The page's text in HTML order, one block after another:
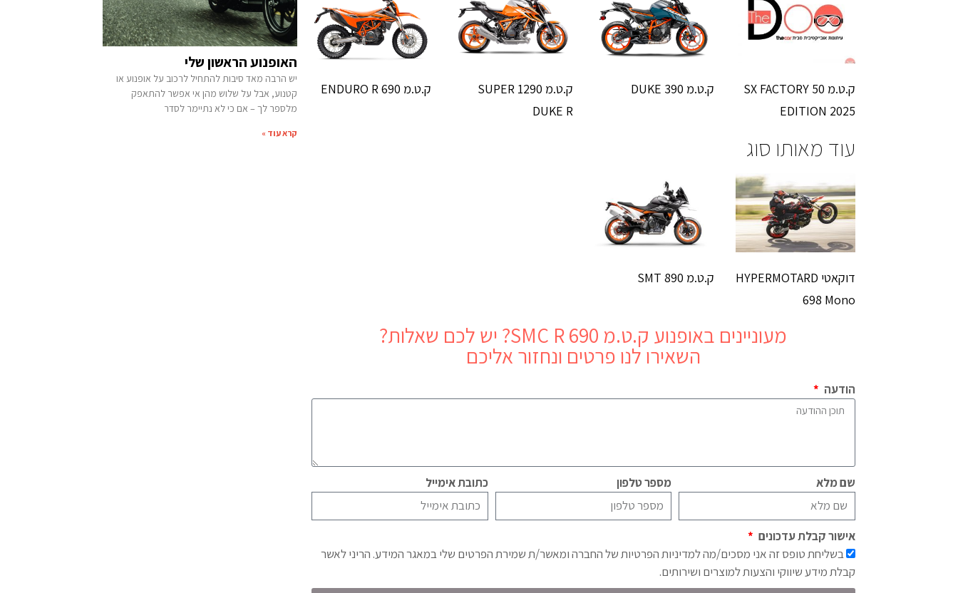
ק.ט.מ 50 SX FACTORY
EDITION 2025
ק.ט.מ 390 DUKE
ק.ט.מ 1290 SUPER
DUKE R
ק.ט.מ 690 ENDURO R
עוד מאותו סוג
דוקאטי HYPERMOTARD
698 Mono
ק.ט.מ 890 SMT
מעוניינים באופנוע ק.ט.מ 690 SMC R ? יש לכם שאלות?
השאירו לנו פרטים ונחזור אליכם
הודעה
שם מלא מספר טלפון כתובת אימייל
אישור קבלת עדכונים
בשליחת טופס זה אני מסכים/מה למדיניות הפרטיות של החברה ומאשר/ת שמירת הפרטים שלי במאגר המידע. הריני לאשר
קבלת מידע שיווקי והצעות למוצרים ושירותים.
האופנוע הראשון שלי
יש הרבה מאד סיבות להתחיל לרכוב על אופנוע או
קטנוע, אבל על שלוש מהן אי אפשר להתאפק
מלספר לך – אם כי לא נתיימר לסדר
קרא עוד »